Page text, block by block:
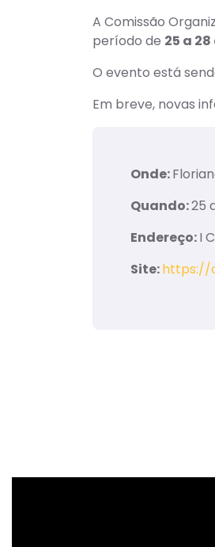
A Comissão
período de 25 a
O evento está
Em breve, novas
Onde:
Quando:25
Endereço:I
Site:https://